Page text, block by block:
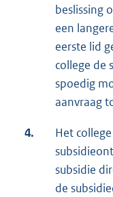
beslissing
een
eerste lid
college de
spoedig
aanvraag
4.
Het
subsidie
de